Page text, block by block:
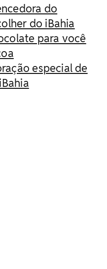
do
do iBahia
para você
especial de